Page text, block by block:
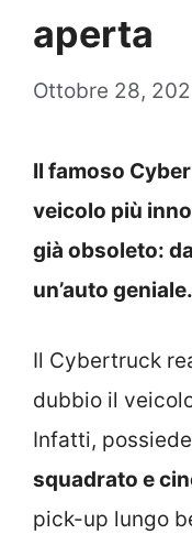
aperta
Ottobre 28,
Il famoso
veicolo più
già obsoleto:
un’auto geniale.
Il Cybertruck
dubbio il
Infatti,
squadrato e
pick-up lungo